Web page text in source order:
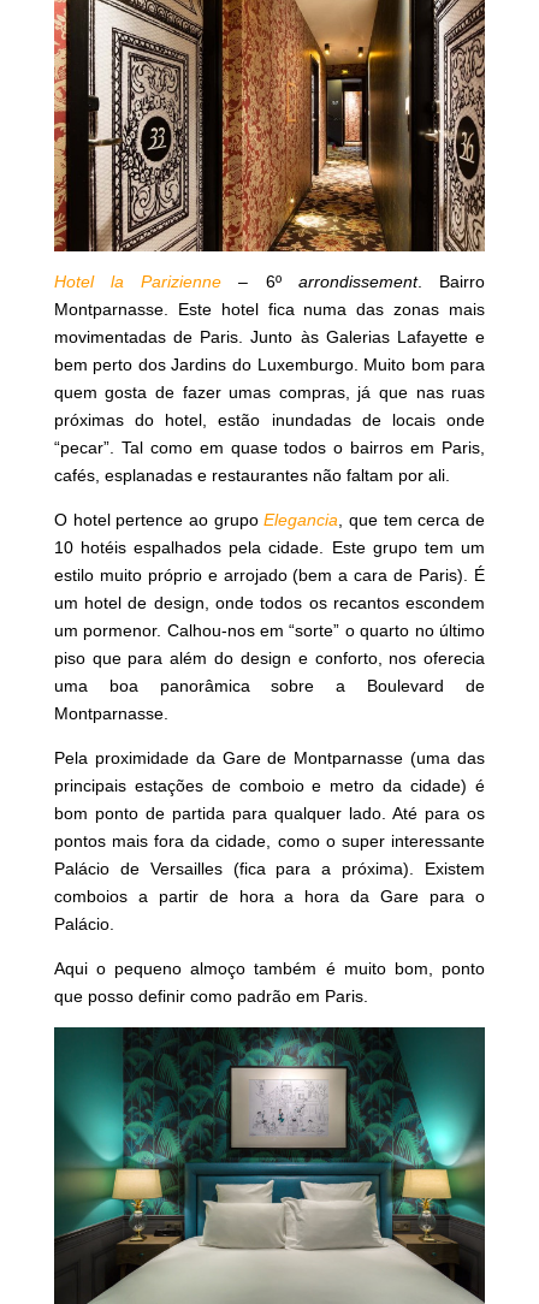
Hotel la Parizienne – 6º arrondissement. Bairro
Montparnasse. Este hotel fica numa das zonas mais
movimentadas de Paris. Junto às Galerias Lafayette e
bem perto dos Jardins do Luxemburgo. Muito bom para
quem gosta de fazer umas compras, já que nas ruas
próximas do hotel, estão inundadas de locais onde
“pecar”. Tal como em quase todos o bairros em Paris,
cafés, esplanadas e restaurantes não faltam por ali.
O hotel pertence ao grupoElegancia , que tem cerca de
10 hotéis espalhados pela cidade. Este grupo tem um
estilo muito próprio e arrojado (bem a cara de Paris). É
um hotel de design, onde todos os recantos escondem
um pormenor. Calhou-nos em “sorte” o quarto no último
piso que para além do design e conforto, nos oferecia
uma boa panorâmica sobre a Boulevard de
Montparnasse.
Pela proximidade da Gare de Montparnasse (uma das
principais estações de comboio e metro da cidade) é
bom ponto de partida para qualquer lado. Até para os
pontos mais fora da cidade, como o super interessante
Palácio de Versailles (fica para a próxima). Existem
comboios a partir de hora a hora da Gare para o
Palácio.
Aqui o pequeno almoço também é muito bom, ponto
que posso definir como padrão em Paris.